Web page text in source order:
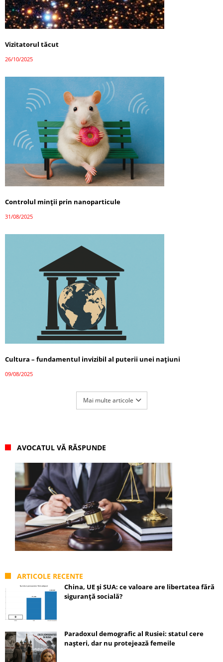
Vizitatorul tăcut
26/10/2025
Controlul minții prin nanoparticule
31/08/2025
Cultura – fundamentul invizibil al puterii unei națiuni
09/08/2025
Mai multe articole
AVOCATUL VĂ RĂSPUNDE
ARTICOLE RECENTE
China, UE și SUA: ce valoare are libertatea fără
siguranță socială?
Paradoxul demografic al Rusiei: statul cere
nașteri, dar nu protejează femeile